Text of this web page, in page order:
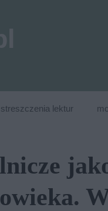
streszczenia lektur